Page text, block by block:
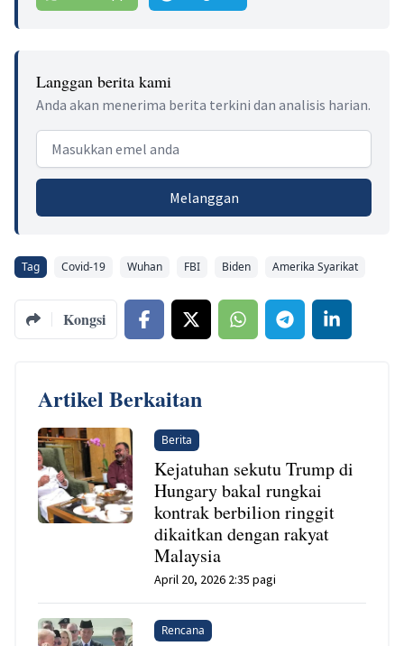
Langgan berita kami
Anda akan menerima berita terkini dan analisis harian.
Email address
Melanggan
Tag Covid-19 Wuhan FBI Biden Amerika Syarikat
Kongsi
Artikel Berkaitan
Berita
Kejatuhan sekutu Trump di
Hungary bakal rungkai
kontrak berbilion ringgit
dikaitkan dengan rakyat
Malaysia
April 20, 2026 2:35 pagi
Rencana